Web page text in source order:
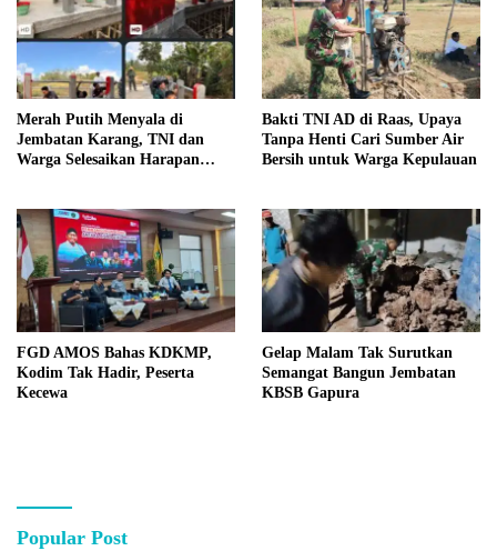
Merah Putih Menyala di
Jembatan Karang, TNI dan
Warga Selesaikan Harapan
Bakti TNI AD di Raas, Upaya
Tanpa Henti Cari Sumber Air
Bersih untuk Warga Kepulauan
FGD AMOS Bahas KDKMP,
Kodim Tak Hadir, Peserta
Kecewa
Gelap Malam Tak Surutkan
Semangat Bangun Jembatan
KBSB Gapura
Popular Post